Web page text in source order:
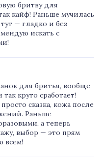
бритву для
кайф! Раньше мучилась
— гладко и без
искать с
для бритья, вообще
круто сработает!
сказка, кожа после
Раньше
а теперь
выбор — это прям
всем!